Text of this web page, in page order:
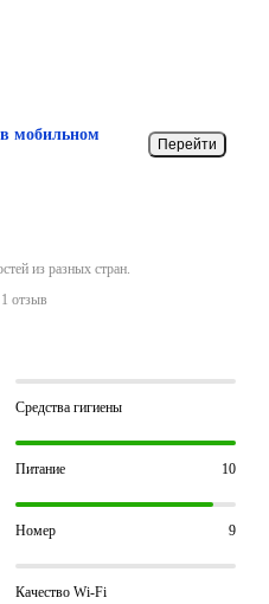
мобильном
Перейти
из разных стран.
отзыв
Средства гигиены
Питание 10
Номер 9
Качество Wi-Fi